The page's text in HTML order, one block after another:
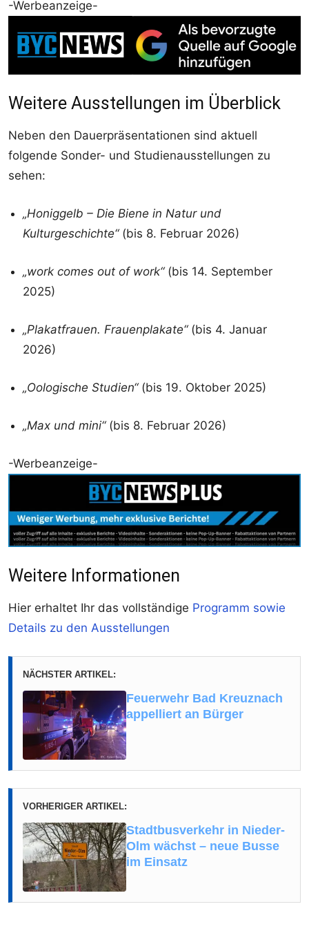
-Werbeanzeige-
Weitere Ausstellungen im Überblick
Neben den Dauerpräsentationen sind aktuell
folgende Sonder- und Studienausstellungen zu
sehen:
„Honiggelb – Die Biene in Natur und
Kulturgeschichte“(bis 8. Februar 2026)
„work comes out of work“(bis 14. September
2025)
„Plakatfrauen. Frauenplakate“(bis 4. Januar
2026)
„Oologische Studien“(bis 19. Oktober 2025)
„Max und mini“(bis 8. Februar 2026)
-Werbeanzeige-
Weitere Informationen
Hier erhaltet Ihr das vollständige Programm sowie
Details zu den Ausstellungen
NÄCHSTER ARTIKEL:
Feuerwehr Bad Kreuznach
appelliert an Bürger
VORHERIGER ARTIKEL:
Stadtbusverkehr in Nieder-
Olm wächst – neue Busse
im Einsatz